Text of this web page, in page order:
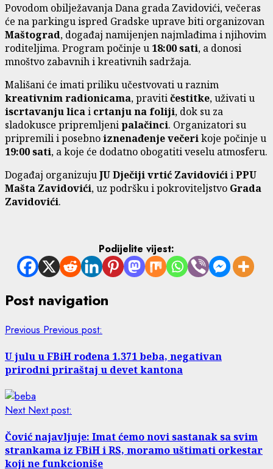
Povodom obilježavanja Dana grada Zavidovići, večeras
će na parkingu ispred Gradske uprave biti organizovan
Maštograd, događaj namijenjen najmlađima i njihovim
roditeljima. Program počinje u 18:00 sati, a donosi
mnoštvo zabavnih i kreativnih sadržaja.
Mališani će imati priliku učestvovati u raznim
kreativnim radionicama, pravitičestitke, uživati u
iscrtavanju licai crtanju na foliji, dok su za
sladokusce pripremljenipalačinci. Organizatori su
pripremili i posebnoiznenađenje večerikoje počinje u
19:00 sati, a koje će dodatno obogatiti veselu atmosferu.
Događaj organizujuJU Dječiji vrtić ZavidovićiiPPU
Mašta Zavidovići, uz podršku i pokroviteljstvo Grada
Zavidovići.
Podijelite vijest:
Post navigation
Previous Previous post:
U julu u FBiH rođena 1.371 beba, negativan
prirodni priraštaj u devet kantona
Next Next post:
Čović najavljuje: Imat ćemo novi sastanak sa svim
strankama iz FBiH i RS, moramo uštimati orkestar
koji ne funkcioniše